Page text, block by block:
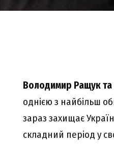
Володимир Ращук
однією з найбільш
зараз захищає
складний період у